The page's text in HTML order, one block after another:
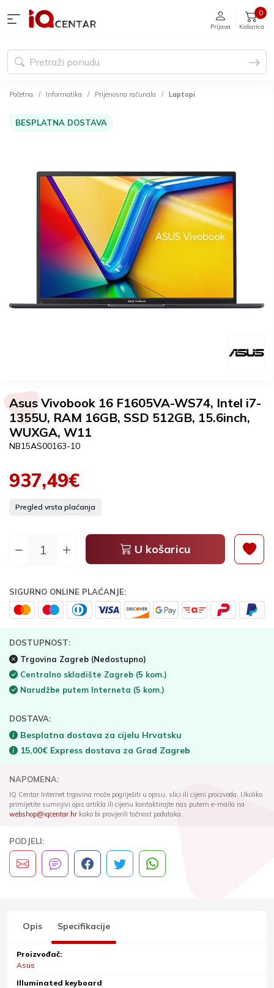
Prijava Košarica
0
Početna Informatika Prijenosna računala Laptopi
BESPLATNA DOSTAVA
Asus Vivobook 16 F1605VA-WS74, Intel i7-
1355U, RAM 16GB, SSD 512GB, 15.6inch,
WUXGA, W11
NB15AS00163-10
937,49€
Pregled vrsta plaćanja
U košaricu
SIGURNO ONLINE PLAĆANJE:
DOSTUPNOST:
Trgovina Zagreb (Nedostupno)
Centralno skladište Zagreb (5 kom.)
Narudžbe putem Interneta (5 kom.)
DOSTAVA:
Besplatna dostava za cijelu Hrvatsku
15,00€ Express dostava za Grad Zagreb
NAPOMENA:
IQ Centar Internet trgovina može pogriješiti u opisu, slici ili cijeni proizvoda. Ukoliko
primijetite sumnjivi opis artikla ili cijenu kontaktirajte nas putem e-maila na
webshop@iqcentar.hrkako bi provjerili točnost podataka.
PODJELI:
Opis Specifikacije
Proizvođač:
Asus
Illuminated keyboard